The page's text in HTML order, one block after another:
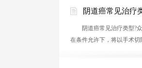
阴道癌常见治疗
阴道癌常见治疗类型?众
在条件允许下，将以手术